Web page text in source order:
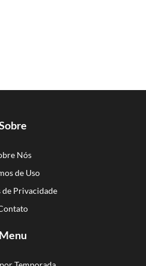
Nós
de Uso
Privacidade
Menu